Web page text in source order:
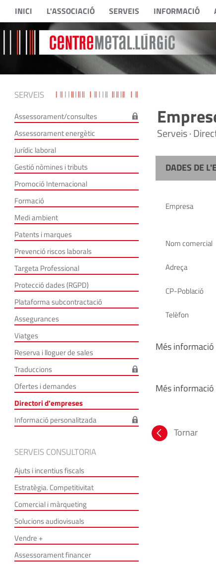
INICI L'ASSOCIACIÓ SERVEIS INFORMACIÓ
SERVEIS
Assessorament/consultes
Assessorament energètic
Jurídic laboral
Gestió nòmines i tributs
Promoció Internacional
Formació
Medi ambient
Patents i marques
Prevenció riscos laborals
Targeta Professional
Protecció dades (RGPD)
Plataforma subcontractació
Assegurances
Viatges
Reserva i lloguer de sales
Traduccions
Ofertes i demandes
Directori d'empreses
Informació personalitzada
SERVEIS CONSULTORIA
Ajuts i incentius fiscals
Estratègia. Competitivitat
Comercial i màrqueting
Solucions audiovisuals
Vendre +
Assessorament financer
Serveis ·
DADES DE
Empresa
Nom comercial
Adreça
CP-Població
Telèfon
Més
Més
Tornar